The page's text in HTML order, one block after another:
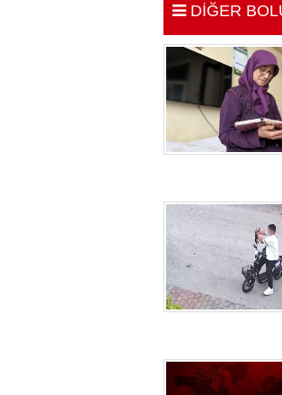
DİĞER